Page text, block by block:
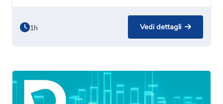
1h Vedi dettagli